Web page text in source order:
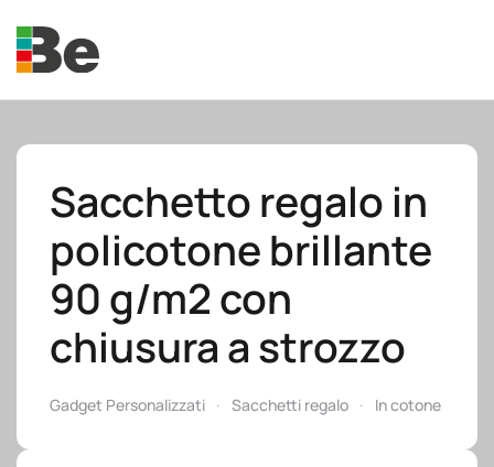
Skip to main content
Sacchetto regalo in
policotone brillante
90 g/m2 con
chiusura a strozzo
Gadget Personalizzati Sacchetti regalo In cotone